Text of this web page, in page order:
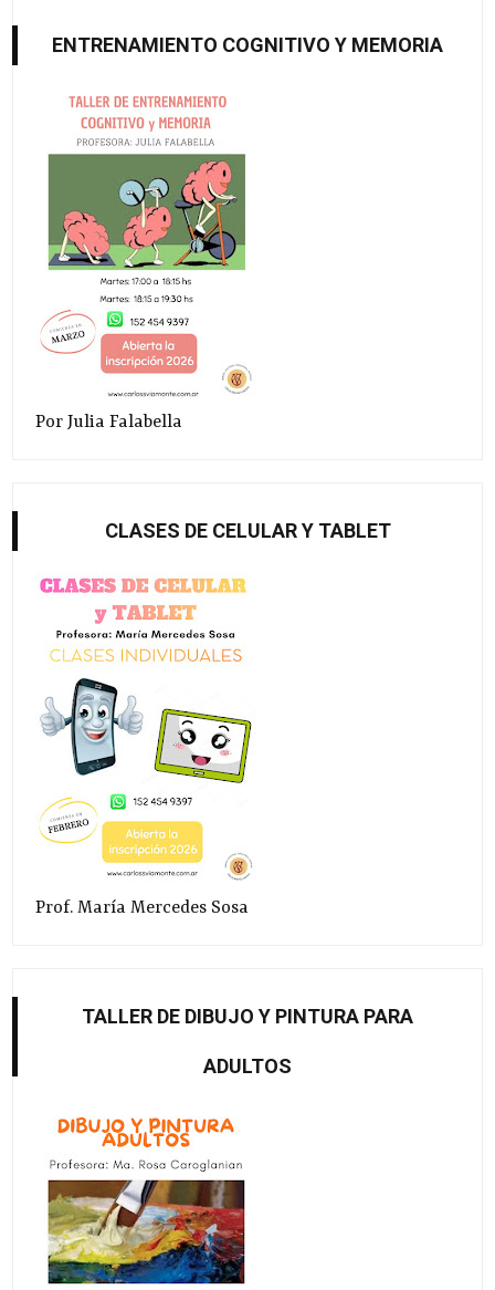
ENTRENAMIENTO COGNITIVO Y MEMORIA
Por Julia Falabella
CLASES DE CELULAR Y TABLET
Prof. María Mercedes Sosa
TALLER DE DIBUJO Y PINTURA PARA
ADULTOS